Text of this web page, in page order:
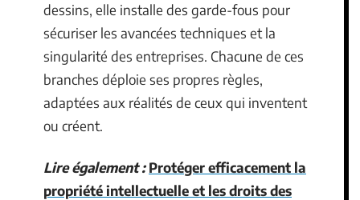
dessins, elle installe des garde-fous pour
sécuriser les avancées techniques et la
singularité des entreprises. Chacune de ces
branches déploie ses propres règles,
adaptées aux réalités de ceux qui inventent
ou créent.
Lire également : Protéger efficacement la
propriété intellectuelle et les droits des